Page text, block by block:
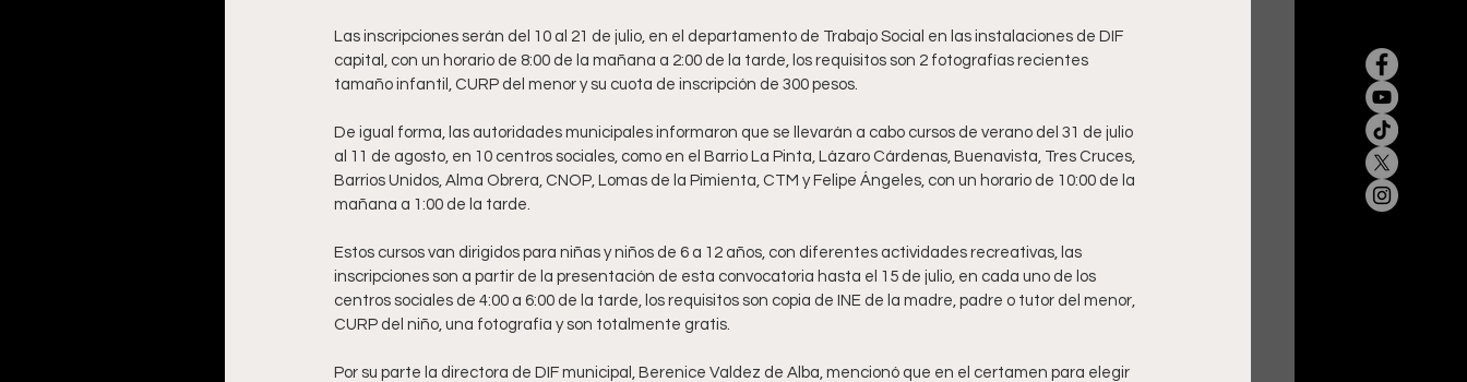
Las inscripciones serán del 10 al 21 de julio, en el departamento de Trabajo Social en las instalaciones de DIF
capital, con un horario de 8:00 de la mañana a 2:00 de la tarde, los requisitos son 2 fotografías recientes
tamaño infantil, CURP del menor y su cuota de inscripción de 300 pesos.
De igual forma, las autoridades municipales informaron que se llevarán a cabo cursos de verano del 31 de julio
al 11 de agosto, en 10 centros sociales, como en el Barrio La Pinta, Lázaro Cárdenas, Buenavista, Tres Cruces,
Barrios Unidos, Alma Obrera, CNOP, Lomas de la Pimienta, CTM y Felipe Ángeles, con un horario de 10:00 de la
mañana a 1:00 de la tarde.
Estos cursos van dirigidos para niñas y niños de 6 a 12 años, con diferentes actividades recreativas, las
inscripciones son a partir de la presentación de esta convocatoria hasta el 15 de julio, en cada uno de los
centros sociales de 4:00 a 6:00 de la tarde, los requisitos son copia de INE de la madre, padre o tutor del menor,
CURP del niño, una fotografía y son totalmente gratis.
Por su parte la directora de DIF municipal, Berenice Valdez de Alba, mencionó que en el certamen para elegir